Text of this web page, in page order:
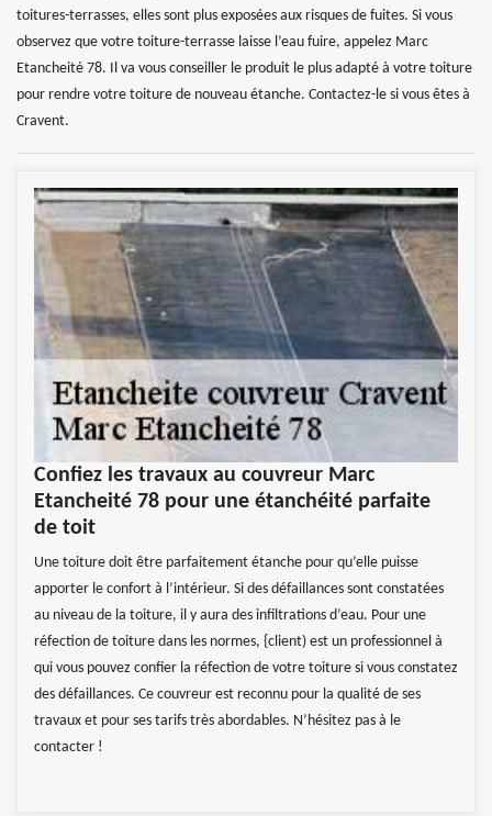
toitures-terrasses, elles sont plus exposées aux risques de fuites. Si vous
observez que votre toiture-terrasse laisse l’eau fuire, appelez Marc
Etancheité 78. Il va vous conseiller le produit le plus adapté à votre toiture
pour rendre votre toiture de nouveau étanche. Contactez-le si vous êtes à
Cravent.
Confiez les travaux au couvreur Marc
Etancheité 78 pour une étanchéité parfaite
de toit
Une toiture doit être parfaitement étanche pour qu’elle puisse
apporter le confort à l’intérieur. Si des défaillances sont constatées
au niveau de la toiture, il y aura des infiltrations d’eau. Pour une
réfection de toiture dans les normes, {client) est un professionnel à
qui vous pouvez confier la réfection de votre toiture si vous constatez
des défaillances. Ce couvreur est reconnu pour la qualité de ses
travaux et pour ses tarifs très abordables. N’hésitez pas à le
contacter !